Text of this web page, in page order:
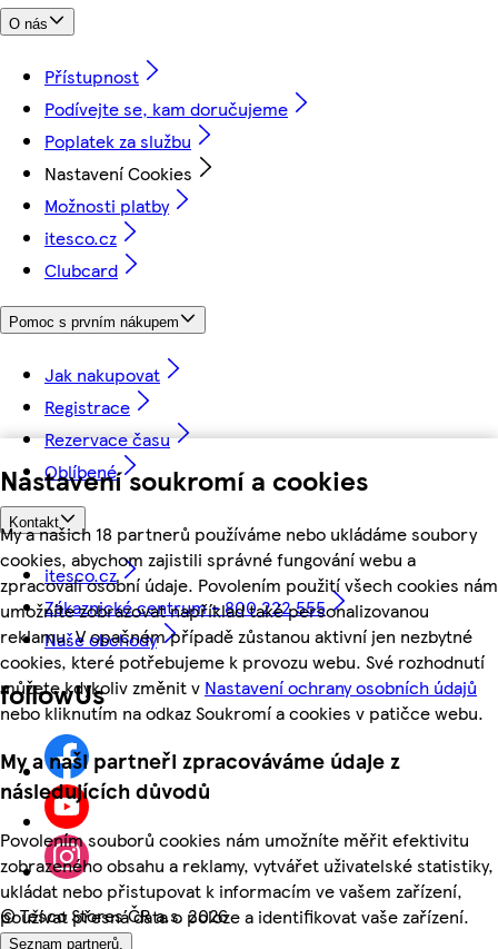
Nastavení soukromí a cookies
My a našich 18 partnerů používáme nebo ukládáme soubory
cookies, abychom zajistili správné fungování webu a
zpracovali osobní údaje. Povolením použití všech cookies nám
umožníte zobrazovat například také personalizovanou
reklamu. V opačném případě zůstanou aktivní jen nezbytné
cookies, které potřebujeme k provozu webu. Své rozhodnutí
můžete kdykoliv změnit v Nastavení ochrany osobních údajů
nebo kliknutím na odkaz Soukromí a cookies v patičce webu.
My a naši partneři zpracováváme údaje z
následujících důvodů
Povolením souborů cookies nám umožníte měřit efektivitu
zobrazeného obsahu a reklamy, vytvářet uživatelské statistiky,
ukládat nebo přistupovat k informacím ve vašem zařízení,
používat přesná data o poloze a identifikovat vaše zařízení.
Seznam partnerů.
O nás
Přístupnost
Podívejte se, kam doručujeme
Poplatek za službu
Nastavení Cookies
Možnosti platby
itesco.cz
Clubcard
Pomoc s prvním nákupem
Jak nakupovat
Registrace
Rezervace času
Oblíbené
Kontakt
itesco.cz
Zákaznické centrum - 800 222 555
Naše obchody
followUs
©Tesco Stores ČR a.s. 2026